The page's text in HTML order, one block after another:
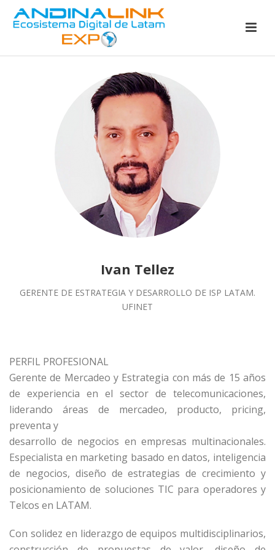
Ivan Tellez
GERENTE DE ESTRATEGIA Y DESARROLLO DE ISP LATAM.
UFINET
PERFIL PROFESIONAL
Gerente de Mercadeo y Estrategia con más de 15 años
de experiencia en el sector de telecomunicaciones,
liderando áreas de mercadeo, producto, pricing,
preventa y
desarrollo de negocios en empresas multinacionales.
Especialista en marketing basado en datos, inteligencia
de negocios, diseño de estrategias de crecimiento y
posicionamiento de soluciones TIC para operadores y
Telcos en LATAM.
Con solidez en liderazgo de equipos multidisciplinarios,